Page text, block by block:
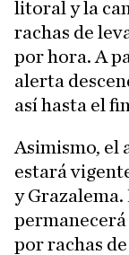
litoral y la
rachas de
por hora. A
alerta
así hasta el
Asimismo, el
estará
y
por rachas